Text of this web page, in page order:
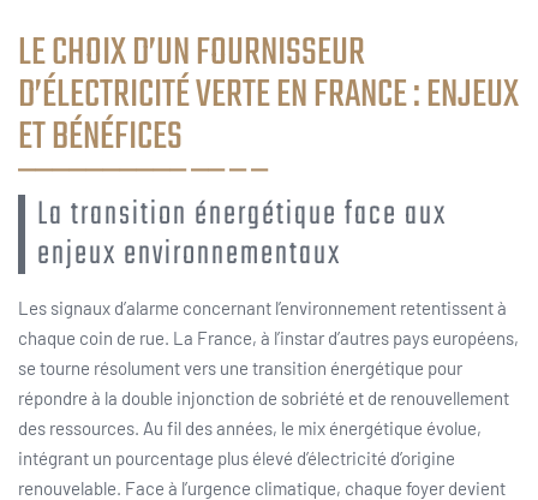
LE CHOIX D’UN FOURNISSEUR
D’ÉLECTRICITÉ VERTE EN FRANCE : ENJEUX
ET BÉNÉFICES
La transition énergétique face aux
enjeux environnementaux
Les signaux d’alarme concernant l’environnement retentissent à
chaque coin de rue. La France, à l’instar d’autres pays européens,
se tourne résolument vers une transition énergétique pour
répondre à la double injonction de sobriété et de renouvellement
des ressources. Au fil des années, le mix énergétique évolue,
intégrant un pourcentage plus élevé d’électricité d’origine
renouvelable. Face à l’urgence climatique, chaque foyer devient